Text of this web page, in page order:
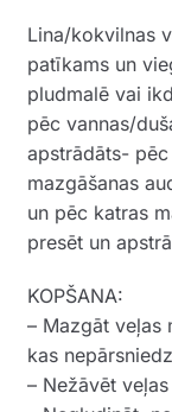
Lina/kokvilnas
patīkams un
pludmalē vai
pēc vannas/
apstrādāts- pēc
mazgāšanas
un pēc katras
presēt un
KOPŠANA:
– Mazgāt veļas
kas
– Nežāvēt